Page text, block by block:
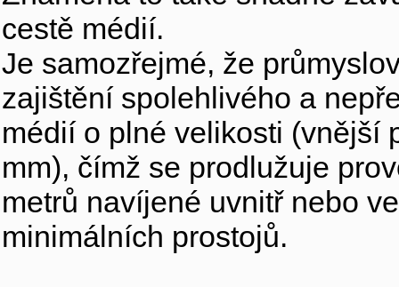
cestě médií.
Je samozřejmé, že
zajištění spolehlivého a
médií o plné velikosti (vnější
mm), čímž se prodlužuje
metrů navíjené uvnitř nebo
minimálních prostojů.